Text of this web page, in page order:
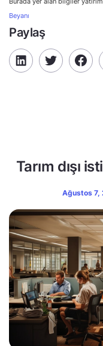
Beyanı
Paylaş
Tarım dışı
Ağustos 7,